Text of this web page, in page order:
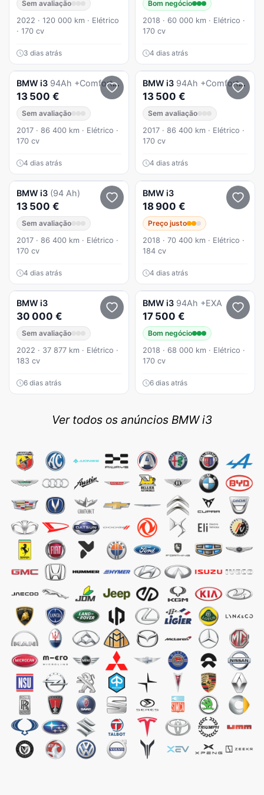
Sem avaliação
2022 · 120 000 km · Elétrico
· 170 cv
3 dias atrás
Bom negócio
2018 · 60 000 km · Elétrico ·
170 cv
4 dias atrás
BMW i3 94Ah +Comfort Package Advance
13 500 €
Sem avaliação
2017 · 86 400 km · Elétrico ·
170 cv
4 dias atrás
BMW i3 94Ah +Comfort Package Advance
13 500 €
Sem avaliação
2017 · 86 400 km · Elétrico ·
170 cv
4 dias atrás
BMW i3 (94 Ah)
13 500 €
Sem avaliação
2017 · 86 400 km · Elétrico ·
170 cv
4 dias atrás
BMW i3
18 900 €
Preço justo
2018 · 70 400 km · Elétrico ·
184 cv
4 dias atrás
BMW i3
30 000 €
Sem avaliação
2022 · 37 877 km · Elétrico ·
183 cv
6 dias atrás
BMW i3 94Ah +EXA
17 500 €
Bom negócio
2018 · 68 000 km · Elétrico ·
170 cv
6 dias atrás
Ver todos os anúncios BMW i3